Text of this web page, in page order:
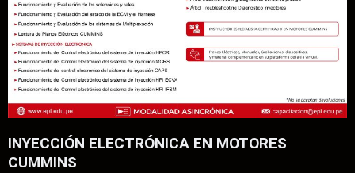
INYECCIÓN ELECTRÓNICA EN MOTORES
CUMMINS